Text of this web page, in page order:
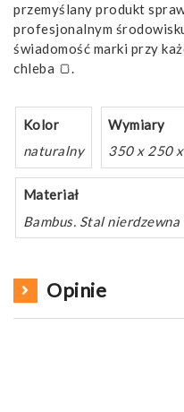
przemyślany produkt
profesjonalnym
świadomość marki przy
chleba 🍞.
Kolor
naturalny
Wymiary
350 x 250
Materiał
Bambus. Stal nierdzewna
Opinie